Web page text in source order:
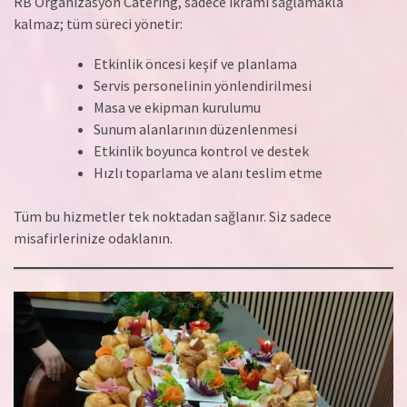
kalmaz; tüm süreci yönetir:
Etkinlik öncesi keşif ve planlama
Servis personelinin yönlendirilmesi
Masa ve ekipman kurulumu
Sunum alanlarının düzenlenmesi
Etkinlik boyunca kontrol ve destek
Hızlı toparlama ve alanı teslim etme
Tüm bu hizmetler tek noktadan sağlanır. Siz sadece
misafirlerinize odaklanın.